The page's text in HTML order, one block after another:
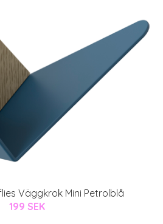
Väggkrok Mini Petrolblå
199 SEK